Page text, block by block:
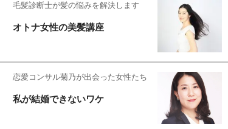
毛髪診断士が髪の悩みを解決します
オトナ女性の美髪講座
恋愛コンサル菊乃が出会った女性たち
私が結婚できないワケ